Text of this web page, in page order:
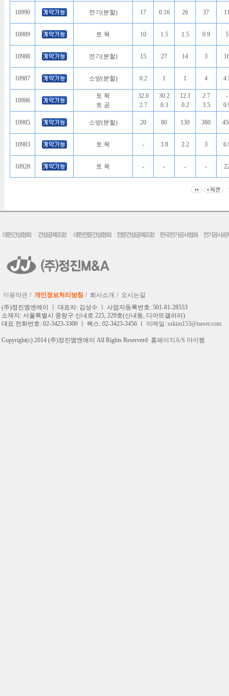
10990 전기(분할) 17 0.16 26 37
10989 토 목 10 1.5 1.5 0.9 5
10988 전기(분할) 15 27 14 3
10987 소방(분할) 0.2 1 1 4
10986
토 목
토 공
32.0
2.7
30.2
0.3
12.1
0.2
2.7
3.5
-
10985 소방(분할) 20 80 130 380
10983 토 목 - 3.8 2.2 3
10928 토 목 - - - -
이용약관 / 개인정보처리방침 / 회사소개 / 오시는길
(주)정진엠엔에이 ㅣ 대표자: 김성수 ㅣ 사업자등록번호: 501-81-28553
소재지: 서울특별시 중랑구 신내로 225, 229호(신내동, 디아뜨갤러리)
대표 전화번호: 02-3423-3300 ㅣ 팩스: 02-3423-3456 ㅣ 이메일: sskim153@naver.com
Copyright(c) 2014 (주)정진엠엔에이 All Rights Reserverd 홈페이지A/S 아이웹